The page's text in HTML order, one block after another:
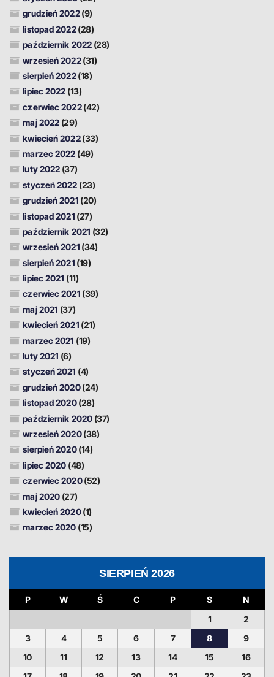
grudzień 2022(9)
listopad 2022(28)
październik 2022(28)
wrzesień 2022(31)
sierpień 2022(18)
lipiec 2022 (13)
czerwiec 2022(42)
maj 2022 (29)
kwiecień 2022(33)
marzec 2022 (49)
luty 2022 (37)
styczeń 2022 (23)
grudzień 2021 (20)
listopad 2021 (27)
październik 2021 (32)
wrzesień 2021 (34)
sierpień 2021 (19)
lipiec 2021 (11)
czerwiec 2021 (39)
maj 2021 (37)
kwiecień 2021 (21)
marzec 2021 (19)
luty 2021 (6)
styczeń 2021 (4)
grudzień 2020(24)
listopad 2020(28)
październik 2020(37)
wrzesień 2020(38)
sierpień 2020(14)
lipiec 2020 (48)
czerwiec 2020(52)
maj 2020 (27)
kwiecień 2020(1)
marzec 2020 (15)
SIERPIEŃ 2026
P W Ś C P S
N
1
2
3
4 5 6 7 8
9
10
11 12 13 14 15
16